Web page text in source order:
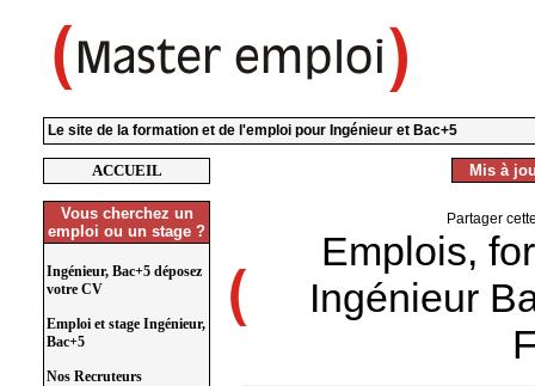
Le site de la formation et de l'emploi pour Ingénieur et Bac+5
ACCUEIL
Vous cherchez un
emploi ou un stage ?
Ingénieur, Bac+5 déposez
votre CV
Emploi et stage Ingénieur,
Bac+5
Nos Recruteurs
Mis à
Partager
Emplois,
Ingénieur